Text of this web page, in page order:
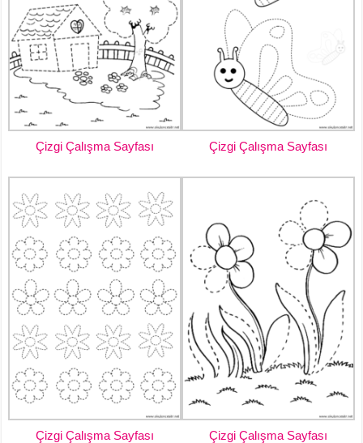
Çizgi Çalışma Sayfası Çizgi Çalışma Sayfası
Çizgi Çalışma Sayfası Çizgi Çalışma Sayfası